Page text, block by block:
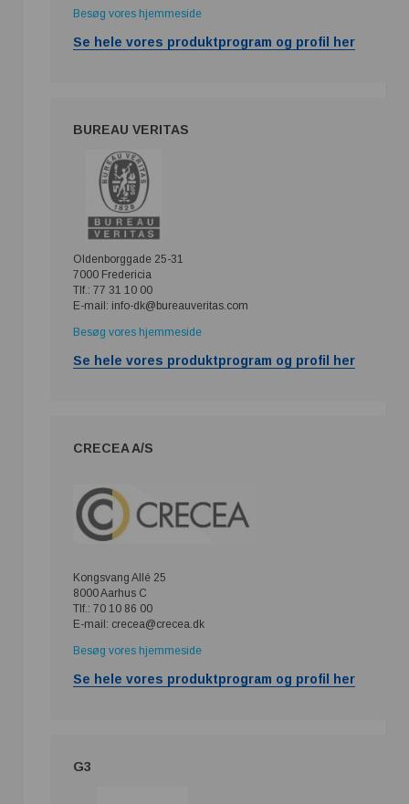
Besøg vores hjemmeside
Se hele vores produktprogram og profil her
BUREAU VERITAS
Oldenborggade 25-31
7000 Fredericia
Tlf.: 77 31 10 00
E-mail: info-dk@bureauveritas.com
Besøg vores hjemmeside
Se hele vores produktprogram og profil her
CRECEA A/S
Kongsvang Allé 25
8000 Aarhus C
Tlf.: 70 10 86 00
E-mail: crecea@crecea.dk
Besøg vores hjemmeside
Se hele vores produktprogram og profil her
G3